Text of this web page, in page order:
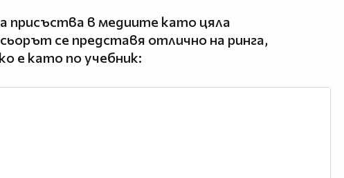
присъства в медиите като цяла
се представя отлично на ринга,
е като по учебник: